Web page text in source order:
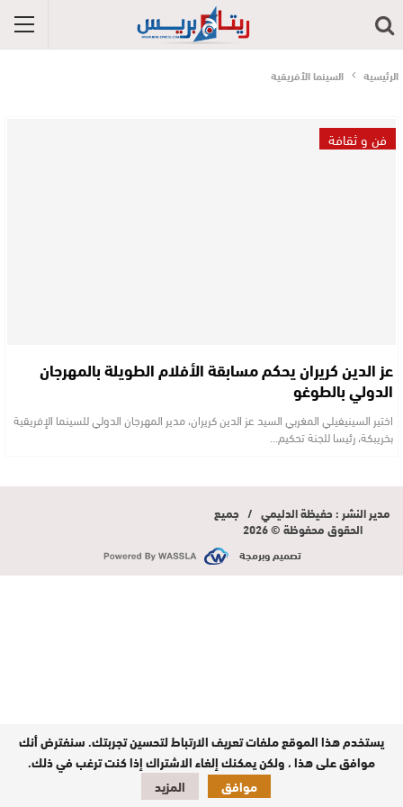
الرئيسية السينما الأفريقية
فن و ثقافة
عز الدين كريران يحكم مسابقة الأفلام الطويلة بالمهرجان
الدولي بالطوغو
اختير السينيفيلي المغربي السيد عز الدين كريران، مدير المهرجان الدولي للسينما الإفريقية
بخريبكة، رئيسا للجنة تحكيم…
مدير النشر : حفيظة الدليمي / جميع
الحقوق محفوظة © 2026
تصميم وبرمجة
يستخدم هذا الموقع ملفات تعريف الارتباط لتحسين تجربتك. سنفترض أنك
موافق على هذا ، ولكن يمكنك إلغاء الاشتراك إذا كنت ترغب في ذلك.
موافق
المزيد